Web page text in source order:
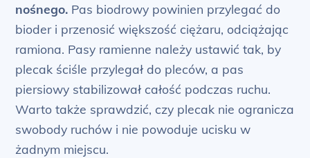
nośnego. Pas biodrowy powinien przylegać do
bioder i przenosić większość ciężaru, odciążając
ramiona. Pasy ramienne należy ustawić tak, by
plecak ściśle przylegał do pleców, a pas
piersiowy stabilizował całość podczas ruchu.
Warto także sprawdzić, czy plecak nie ogranicza
swobody ruchów i nie powoduje ucisku w
żadnym miejscu.